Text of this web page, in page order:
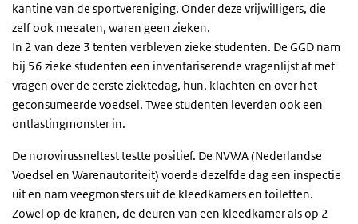
kantine van de sportvereniging. Onder deze vrijwilligers, die
zelf ook meeaten, waren geen zieken.
In 2 van deze 3 tenten verbleven zieke studenten. De GGD nam
bij 56 zieke studenten een inventariserende vragenlijst af met
vragen over de eerste ziektedag, hun, klachten en over het
geconsumeerde voedsel. Twee studenten leverden ook een
ontlastingmonster in.
De norovirussneltest testte positief. De NVWA (Nederlandse
Voedsel en Warenautoriteit) voerde dezelfde dag een inspectie
uit en nam veegmonsters uit de kleedkamers en toiletten.
Zowel op de kranen, de deuren van een kleedkamer als op 2